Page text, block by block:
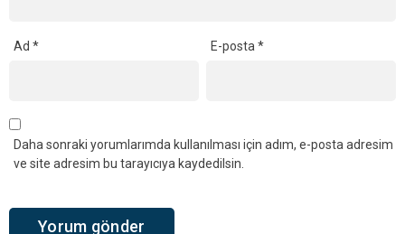
Ad * E-posta*
Daha sonraki yorumlarımda kullanılması için adım, e-posta adresim
ve site adresim bu tarayıcıya kaydedilsin.